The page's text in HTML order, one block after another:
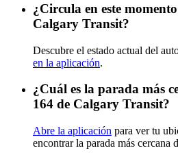
¿Circula en este
Calgary Transit?
Descubre el estado actual del
en la aplicación.
¿Cuál es la parada más
164 de Calgary Transit?
Abre la aplicación para ver tu
encontrar la parada más cercana